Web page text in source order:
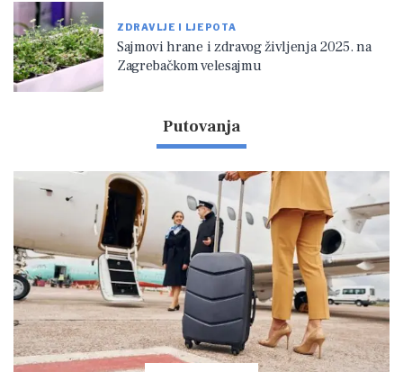
ZDRAVLJE I LJEPOTA
Sajmovi hrane i zdravog življenja 2025. na
Zagrebačkom velesajmu
Putovanja